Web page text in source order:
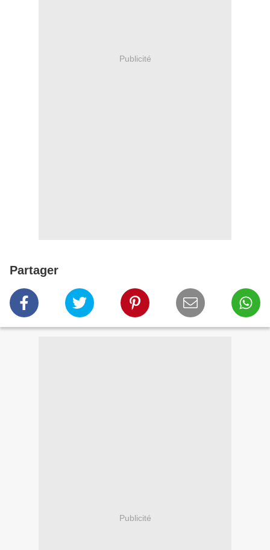
Publicité
Partager
Publicité